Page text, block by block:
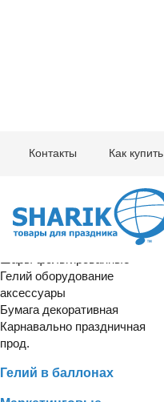
Контакты Как купить
Расширенный поиск
Шары латексные
Гелий оборудование
аксессуары
Бумага декоративная
Карнавально праздничная
прод.
Гелий в баллонах